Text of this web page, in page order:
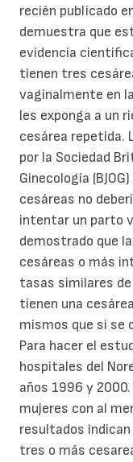
recién publicado
demuestra que
evidencia
tienen tres
vaginalmente en
les exponga a un
cesárea repetida.
por la Sociedad
Ginecología
cesáreas no
intentar un parto
demostrado que
cesáreas o más
tasas similares
tienen una
mismos que si se
Para hacer el
hospitales del
años 1996 y
mujeres con al
resultados
tres o más